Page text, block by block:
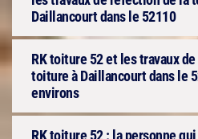
Daillancourt dans le 52110
RK toiture 52 et les travaux
toiture à Daillancourt dans le
environs
RK toiture 52 : la personne